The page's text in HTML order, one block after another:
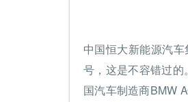
中国恒大新能源汽
号，这是不容错过
国汽车制造商BMW